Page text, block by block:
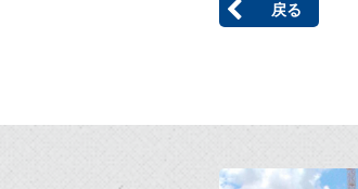
戻る
Open